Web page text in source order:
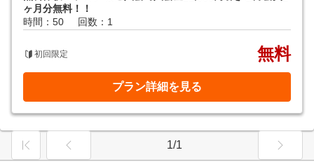
ヶ月分無料！！
時間：50
回数：1
初回限定 無料
プラン詳細を見る
1/1